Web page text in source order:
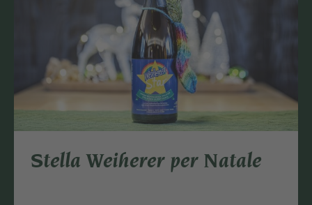
Stella Weiherer per Natale